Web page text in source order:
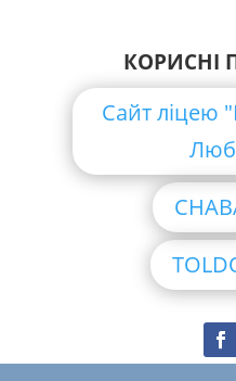
КОРИСНІ
Сайт ліцею